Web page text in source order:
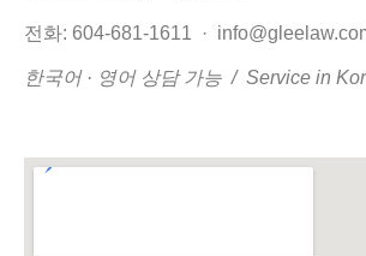
전화: 604-681-1611 ·
한국어· 영어 상담 가능 / Service in